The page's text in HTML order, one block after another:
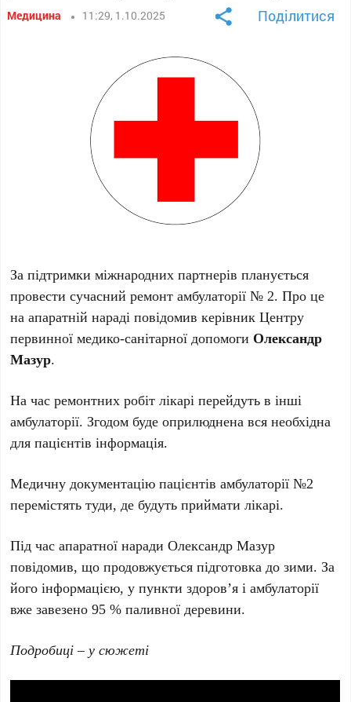
Медицина 11:29, 1.10.2025 Поділитися
За підтримки міжнародних партнерів планується
провести сучасний ремонт амбулаторії № 2. Про це
на апаратній нараді повідомив керівник Центру
первинної медико-санітарної допомоги Олександр
Мазур.
На час ремонтних робіт лікарі перейдуть в інші
амбулаторії. Згодом буде оприлюднена вся необхідна
для пацієнтів інформація.
Медичну документацію пацієнтів амбулаторії №2
перемістять туди, де будуть приймати лікарі.
Під час апаратної наради Олександр Мазур
повідомив, що продовжується підготовка до зими. За
його інформацією, у пункти здоров’я і амбулаторії
вже завезено 95 % паливної деревини.
Подробиці – у сюжеті